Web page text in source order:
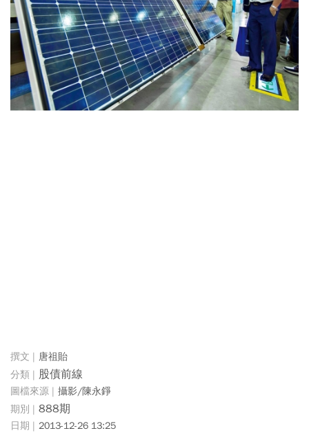
唐祖貽
股債前線
攝影/陳永錚
888期
2013-12-26 13:25